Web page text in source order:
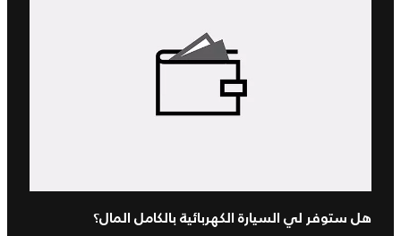
هل ستوفر لي السيارة الكهربائية بالكامل المال؟